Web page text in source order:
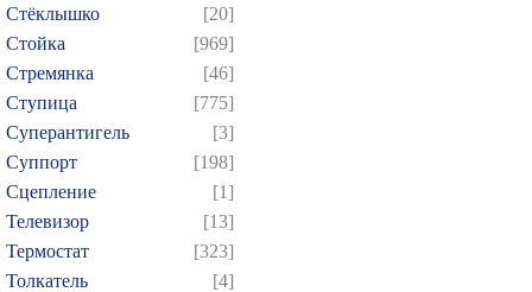
Стёклышко
[20]
Стойка
[969]
Стремянка
[46]
Ступица
[775]
Суперантигель
[3]
Суппорт
[198]
Сцепление
[1]
Телевизор
[13]
Термостат
[323]
Толкатель
[4]